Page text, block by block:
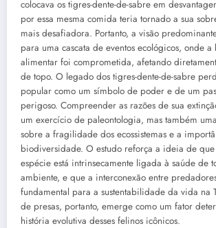
colocava os tigres-dente-de-sabre em
por essa mesma comida teria tornado a sua
mais desafiadora. Portanto, a visão
para uma cascata de eventos ecológicos, onde
alimentar foi comprometida, afetando
de topo. O legado dos tigres-dente-de-sabre
popular como um símbolo de poder e de um
perigoso. Compreender as razões de sua
um exercício de paleontologia, mas também
sobre a fragilidade dos ecossistemas e a
biodiversidade. O estudo reforça a ideia de
espécie está intrinsecamente ligada à saúde de
ambiente, e que a interconexão entre
fundamental para a sustentabilidade da vida na
de presas, portanto, emerge como um fator
história evolutiva desses felinos icônicos.